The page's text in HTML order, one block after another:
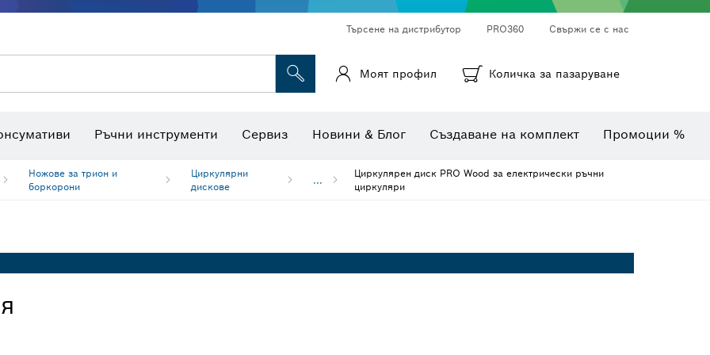
Търсене на дистрибутор PRO360 Свържи се с нас
Моят профил Количка за пазаруване
Ръчни инструменти Сервиз Новини & Блог Създаване на комплект Промоции %
Ножове за трион и
боркорони
Циркулярни
дискове
...
Циркулярен диск PRO Wood за електрически ръчни
циркуляри